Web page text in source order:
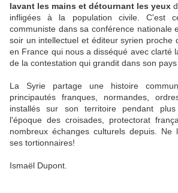
lavant les mains et détournant les yeux
infligées à la population civile. C'est
communiste dans sa conférence nationale
soir un intellectuel et éditeur syrien proche
en France qui nous a disséqué avec clarté
de la contestation qui grandit dans son pays
La Syrie partage une histoire
principautés franques, normandes,
installés sur son territoire pendant
l'époque des croisades, protectorat
nombreux échanges culturels depuis. Ne
ses tortionnaires!
Ismaël Dupont.